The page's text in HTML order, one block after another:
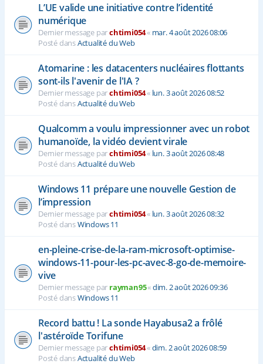
L’UE valide une initiative contre l’identité
numérique
Dernier message parchtimi054« mar. 4 août 2026 08:06
Posté dansActualité du Web
Atomarine : les datacenters nucléaires flottants
sont-ils l'avenir de l'IA ?
Dernier message parchtimi054« lun. 3 août 2026 08:52
Posté dansActualité du Web
Qualcomm a voulu impressionner avec un robot
humanoïde, la vidéo devient virale
Dernier message parchtimi054« lun. 3 août 2026 08:48
Posté dansActualité du Web
Windows 11 prépare une nouvelle Gestion de
l’impression
Dernier message parchtimi054« lun. 3 août 2026 08:32
Posté dansWindows 11
en-pleine-crise-de-la-ram-microsoft-optimise-
windows-11-pour-les-pc-avec-8-go-de-memoire-
vive
Dernier message par rayman95«dim. 2 août 2026 09:36
Posté dansWindows 11
Record battu ! La sonde Hayabusa2 a frôlé
l'astéroïde Torifune
Dernier message parchtimi054«dim. 2 août 2026 08:59
Posté dansActualité du Web